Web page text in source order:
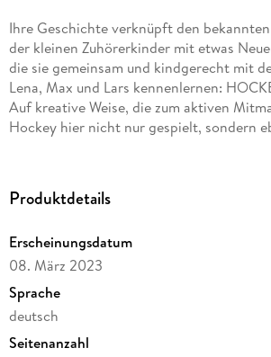
Ihre Geschichte verknüpft den
der kleinen Zuhörerkinder mit etwas
die sie gemeinsam und kindgerecht mit
Lena, Max und Lars kennenlernen:
Auf kreative Weise, die zum aktiven
Hockey hier nicht nur gespielt, sondern
aufwendigen Illustrationen ergänzt wird.
Inspiriert durch ein wahres,
in das die Autorin Sabine Hahn mit ihren
selbst involviert ist, zeigen Die KITA
üblichen Schnupperstunden eine
auf, Hockey bereits im Kindergarten
einzuführen.
Produktdetails
Erscheinungsdatum
08. März 2023
Sprache
deutsch
Seitenanzahl